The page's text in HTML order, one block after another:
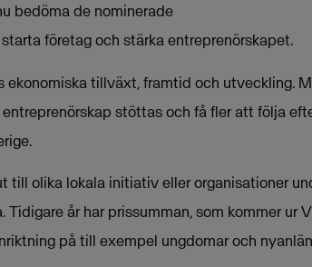
bedöma de nominerade
företag och stärka entreprenörskapet.
tillväxt, framtid och utveckling.
stöttas och få fler att följa
till olika lokala initiativ eller organisationer
år har prissumman, som kommer ur
på till exempel ungdomar och